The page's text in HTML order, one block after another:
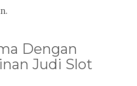
Dengan
Judi Slot